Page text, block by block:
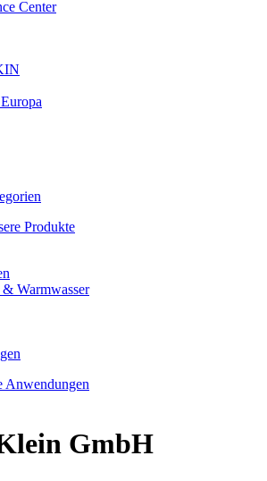
Center
Produkte
Warmwasser
Anwendungen
GmbH